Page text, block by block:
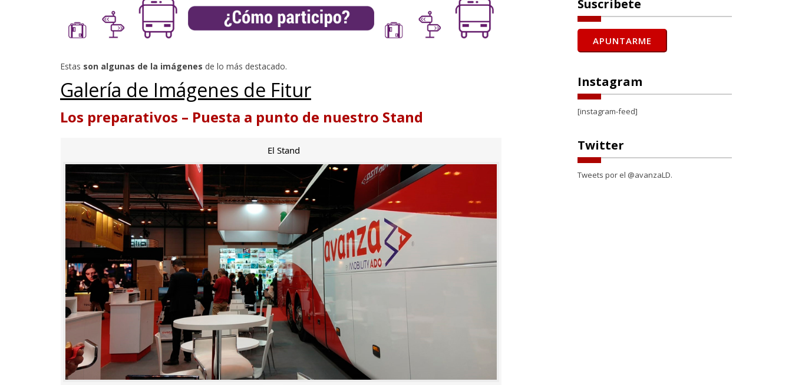
Estas son algunas de la imágenes de lo más destacado.
Galería de Imágenes de Fitur
Los preparativos – Puesta a punto de nuestro Stand
El Stand
Suscribete
Instagram
[instagram-feed]
Twitter
Tweets por el @avanzaLD.